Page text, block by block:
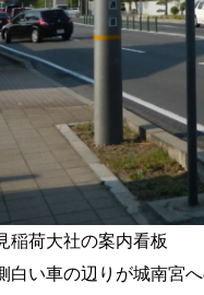
稲荷大社の案内看板
い車の辺りが城南宮